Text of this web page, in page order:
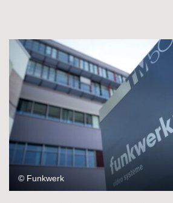
© Funkwerk